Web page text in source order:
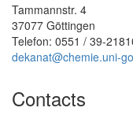
Tammannstr. 4
37077 Göttingen
Telefon: 0551 / 39-
dekanat@chemie.uni-
Contacts